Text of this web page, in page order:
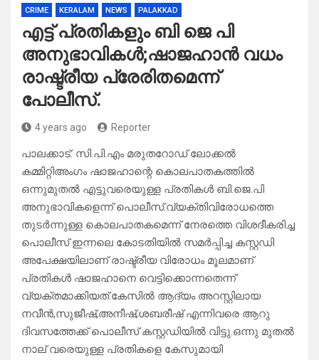
CRIME KERALAM NEWS PALAKKAD
എട്ട് പ്രതികളും ബി ജെ പി
അനുഭാവികൾ;ഷാജഹാൻ വധം
രാഷ്ട്രീയ പ്രേരിതമെന്ന്
പോലീസ്.
4 years ago Reporter
പാലക്കാട്: സി.പി.എം മരുതറോഡ് ലോക്കല്‍
കമ്മിറ്റിഅംഗം ഷാജഹാന്റെ കൊലപാതകത്തില്‍
ഒന്നുമുതല്‍ എട്ടുവരെയുള്ള പ്രതികള്‍ ബി.ജെ.പി
അനുഭാവികളെന്ന് പൊലീസ്.വ്യക്തിവിരോധത്തെ
തുടര്‍ന്നുള്ള കൊലപാതകമെന്ന് നേരത്തെ വിശദീകരിച്ച
പൊലീസ് ഇന്നലെ കോടതിയില്‍ സമര്‍പ്പിച്ച കസ്റ്റഡി
അപേക്ഷയിലാണ് രാഷ്ട്രീയ വിരോധം മൂലമാണ്
പ്രതികള്‍ ഷാജഹാനെ വെട്ടിക്കൊന്നതെന്ന്
വ്യക്തമാക്കിയത്.കേസില്‍ ആദ്യം അറസ്റ്റിലായ
നവീന്‍,സുജീഷ്,അനീഷ്,ശബരീഷ് എന്നിവരെ ആറു
ദിവസത്തേക്ക് പൊലീസ് കസ്റ്റഡിയില്‍ വിട്ടു.ഒന്നു മുതല്‍
നാല് വരെയുള്ള പ്രതികളെ കേസുമായി